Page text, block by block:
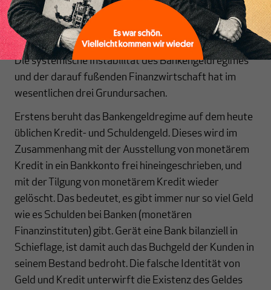
wieder einmal brenzlig wird.
Die Grundursachen der Instabilität
Die systemische Instabilität des Bankengeldregimes
und der darauf fußenden Finanz­wirtschaft hat im
wesentlichen drei Grundursachen.
Erstens beruht das Banken­geld­regime auf dem heute
üblichen Kredit- und Schuldengeld. Dieses wird im
Zusammen­hang mit der Aus­stel­lung von monetärem
Kredit in ein Bankkonto frei hinein­ge­schrie­ben, und
mit der Tilgung von monetärem Kredit wieder
gelöscht. Das bedeutet, es gibt immer nur so viel Geld
wie es Schulden bei Banken (monetären
Finanzinstituten) gibt. Gerät eine Bank bilanziell in
Schieflage, ist damit auch das Buchgeld der Kunden in
seinem Bestand bedroht. Die falsche Identität von
Geld und Kredit unterwirft die Exis­tenz des Geldes